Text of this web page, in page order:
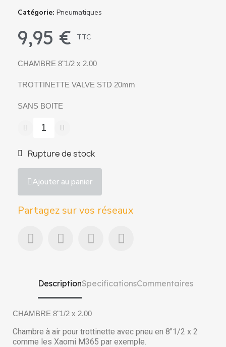
Catégorie Pneumatiques
9,95 € TTC
CHAMBRE 8"1/2 x 2.00
TROTTINETTE VALVE STD 20mm
SANS BOITE
Rupture de stock
Ajouter au panier
Partagez sur vos réseaux
DescriptionSpecificationsCommentaires
CHAMBRE 8"1/2 x 2.00
Chambre à air pour trottinette avec pneu en 8"1/2 x 2
comme les Xaomi M365 par exemple.